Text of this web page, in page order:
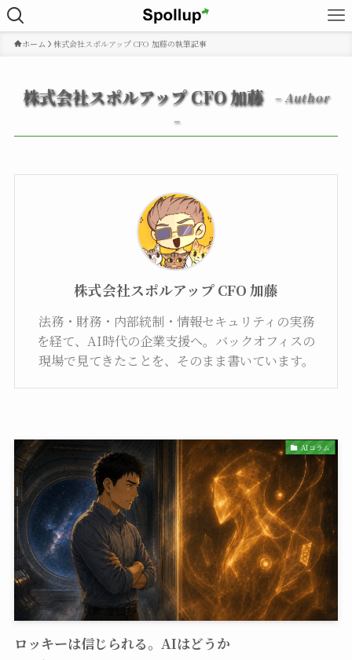
ホーム 株式会社スポルアップ CFO 加藤の執筆記事
株式会社スポルアップ CFO 加藤
– Author
–
株式会社スポルアップ CFO 加藤
法務・財務・内部統制・情報セキュリティの実務
を経て、AI時代の企業支援へ。バックオフィスの
現場で見てきたことを、そのまま書いています。
AIコラム
ロッキーは信じられる。AIはどうか